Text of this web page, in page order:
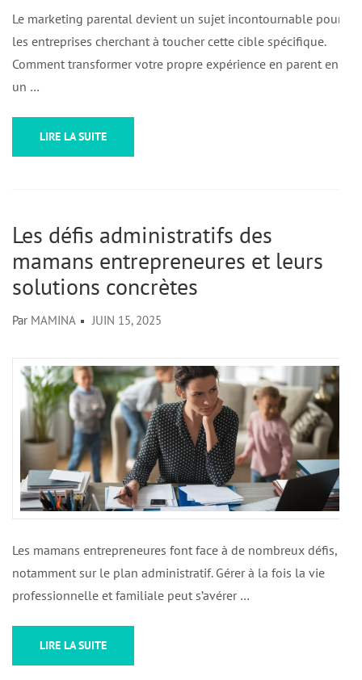
Le marketing parental devient un sujet incontournable pour
les entreprises cherchant à toucher cette cible spécifique.
Comment transformer votre propre expérience en parent en
un …
LIRE LA SUITE
Les défis administratifs des
mamans entrepreneures et leurs
solutions concrètes
Par MAMINA JUIN 15, 2025
Les mamans entrepreneures font face à de nombreux défis,
notamment sur le plan administratif. Gérer à la fois la vie
professionnelle et familiale peut s’avérer …
LIRE LA SUITE